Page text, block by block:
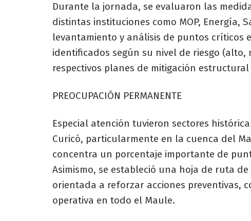
Durante la jornada, se evaluaron las
distintas instituciones como MOP, Energía,
levantamiento y análisis de puntos críticos
identificados según su nivel de riesgo
respectivos planes de mitigación
PREOCUPACIÓN PERMANENTE
Especial atención tuvieron sectores
Curicó, particularmente en la cuenca del
concentra un porcentaje importante de
Asimismo, se estableció una hoja de ruta
orientada a reforzar acciones preventivas,
operativa en todo el Maule.